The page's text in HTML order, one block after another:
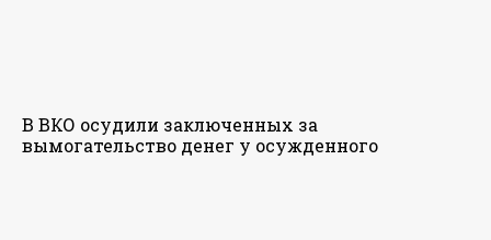
В ВКО осудили заключенных за
вымогательство денег у осужденного